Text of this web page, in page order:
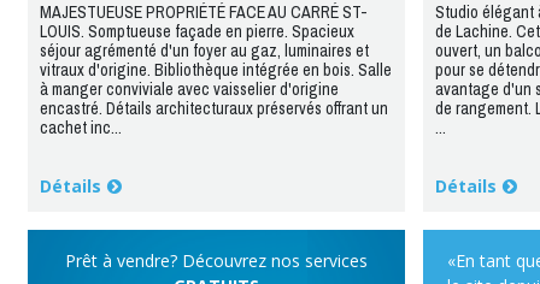
MAJESTUEUSE PROPRIÉTÉ FACE AU CARRÉ ST-
LOUIS. Somptueuse façade en pierre. Spacieux
séjour agrémenté d'un foyer au gaz, luminaires et
vitraux d'origine. Bibliothèque intégrée en bois. Salle
à manger conviviale avec vaisselier d'origine
encastré. Détails architecturaux préservés offrant un
cachet inc...
Détails
Studio élégant
de Lachine.
ouvert, un
pour se
avantage d'un
de rangement.
...
Détails
Prêt à vendre? Découvrez nos services
«En tant